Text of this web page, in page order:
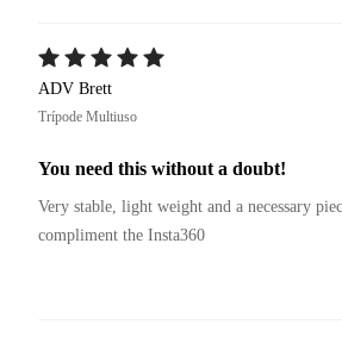
ADV Brett
Trípode Multiuso
You need this without a doubt!
Very stable, light weight and a necessary
compliment the Insta360